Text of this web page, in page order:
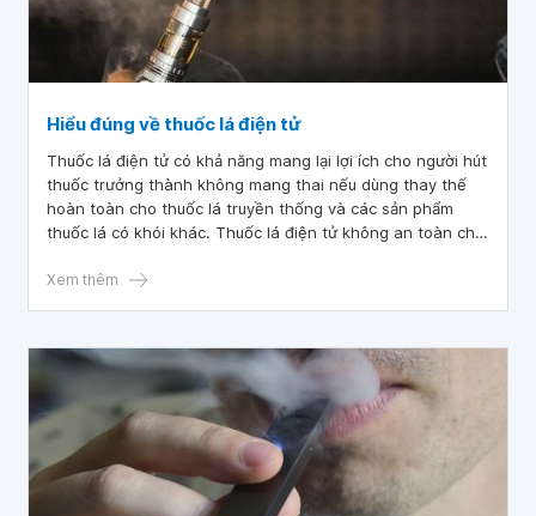
Hiểu đúng về thuốc lá điện tử
Thuốc lá điện tử có khả năng mang lại lợi ích cho người hút
thuốc trưởng thành không mang thai nếu dùng thay thế
hoàn toàn cho thuốc lá truyền thống và các sản phẩm
thuốc lá có khói khác. Thuốc lá điện tử không an toàn cho
lớn hiện không sử dụng các sản phẩm thuốc lá.
Xem thêm